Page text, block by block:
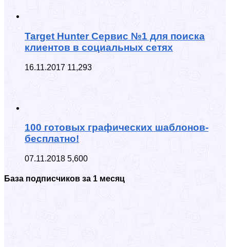
Target Hunter Сервис №1 для поиска
клиентов в социальных сетях
16.11.2017 11,293
100 готовых графических шаблонов-
бесплатно!
07.11.2018 5,600
База подписчиков за 1 месяц